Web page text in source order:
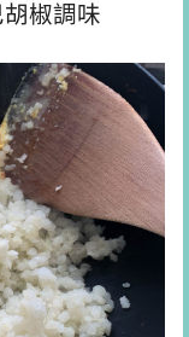
椒調味